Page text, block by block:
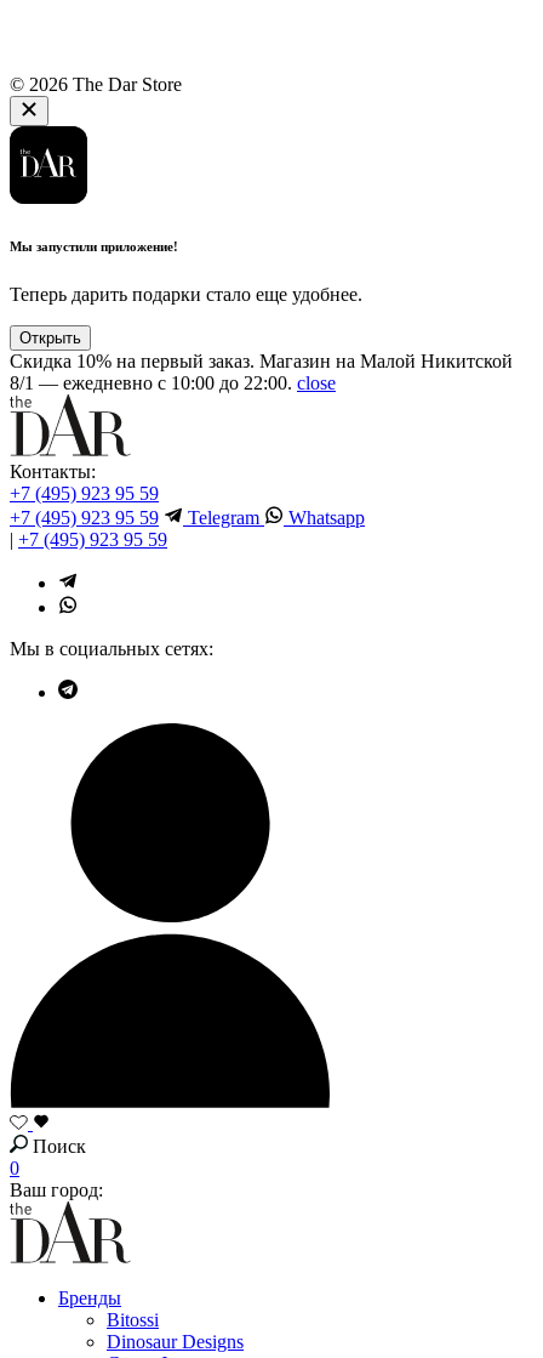
© 2026 The Dar Store
Мы запустили приложение!
Теперь дарить подарки стало еще удобнее.
Открыть
Скидка 10% на первый заказ. Магазин на Малой Никитской
8/1 — ежедневно с 10:00 до 22:00. close
Контакты:
+7 (495) 923 95 59
+7 (495) 923 95 59
Telegram
Whatsapp
| +7 (495) 923 95 59
Мы в социальных сетях:
Поиск
0
Ваш город:
Бренды
Bitossi
Dinosaur Designs